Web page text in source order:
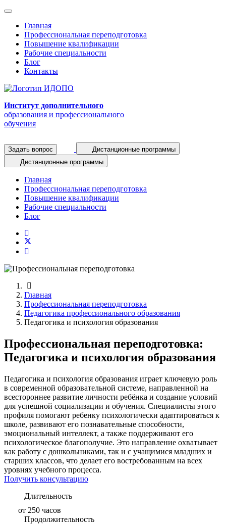
Главная
Профессиональная переподготовка
Повышение квалификации
Рабочие специальности
Блог
Контакты
Институт дополнительного
образования и профессионального
обучения
Задать вопрос
Дистанционные программы
Дистанционные программы
Главная
Профессиональная переподготовка
Повышение квалификации
Рабочие специальности
Блог
Главная
Профессиональная переподготовка
Педагогика профессионального образования
Педагогика и психология образования
Профессиональная переподготовка:
Педагогика и психология образования
Педагогика и психология образования играет ключевую роль
в современной образовательной системе, направленной на
всестороннее развитие личности ребёнка и создание условий
для успешной социализации и обучения. Специалисты этого
профиля помогают ребенку психологически адаптироваться к
школе, развивают его познавательные способности,
эмоциональный интеллект, а также поддерживают его
психологическое благополучие. Это направление охватывает
как работу с дошкольниками, так и с учащимися младших и
старших классов, что делает его востребованным на всех
уровнях учебного процесса.
Получить консультацию
Длительность
от 250 часов
Продолжительность